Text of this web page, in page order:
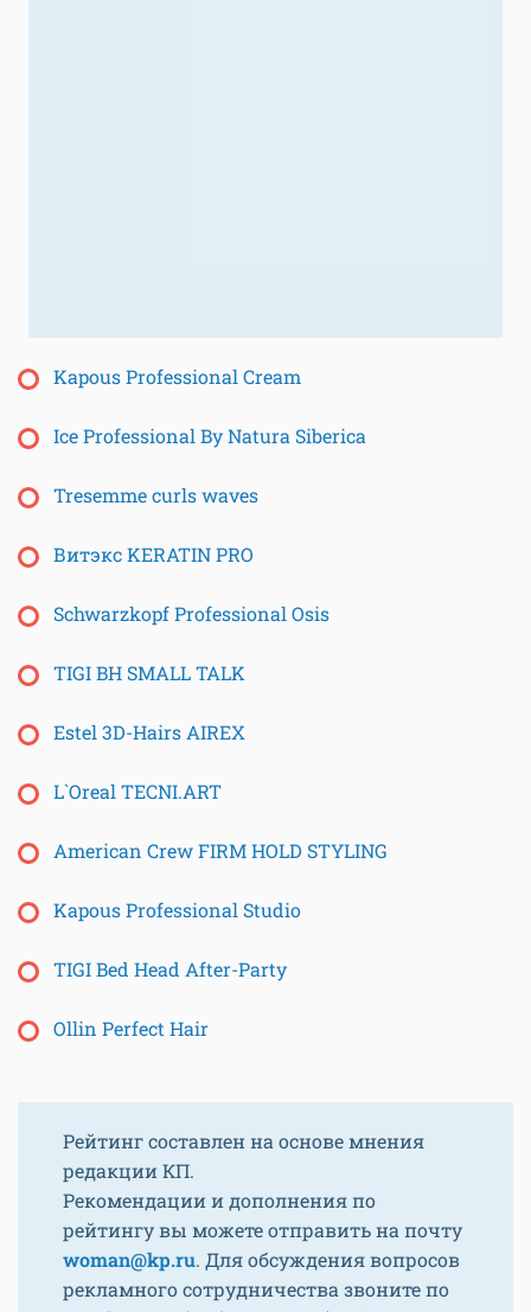
Kapous Professional Cream
Iсe Professional By Natura Siberica
Tresemme curls waves
Витэкс KERATIN PRO
Schwarzkopf Professional Osis
TIGI BH SMALL TALK
Estel 3D-Hairs AIREX
L`Oreal TECNI.ART
American Crew FIRM HOLD STYLING
Kapous Professional Studio
TIGI Bed Head After-Party
Ollin Perfect Hair
Рейтинг составлен на основе мнения
редакции КП.
Рекомендации и дополнения по
рейтингу вы можете отправить на почту
woman@kp.ru. Для обсуждения вопросов
рекламного сотрудничества звоните по